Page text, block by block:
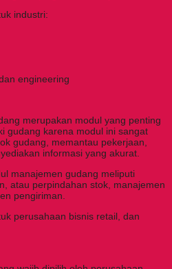
industri:
engineering
merupakan modul yang penting
gudang karena modul ini sangat
gudang, memantau pekerjaan,
informasi yang akurat.
manajemen gudang meliputi
atau perpindahan stok, manajemen
pengiriman.
perusahaan bisnis retail, dan